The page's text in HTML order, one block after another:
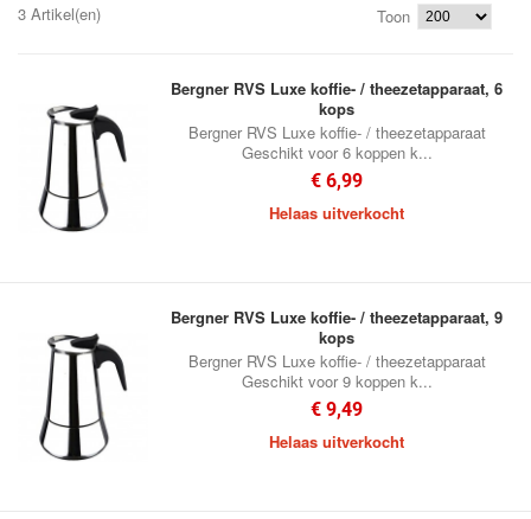
3 Artikel(en) Toon
Bergner RVS Luxe koffie- / theezetapparaat, 6
kops
Bergner RVS Luxe koffie- / theezetapparaat
Geschikt voor 6 koppen k...
€ 6,99
Helaas uitverkocht
Bergner RVS Luxe koffie- / theezetapparaat, 9
kops
Bergner RVS Luxe koffie- / theezetapparaat
Geschikt voor 9 koppen k...
€ 9,49
Helaas uitverkocht